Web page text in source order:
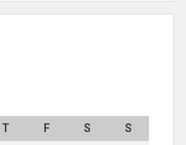
T F S
S